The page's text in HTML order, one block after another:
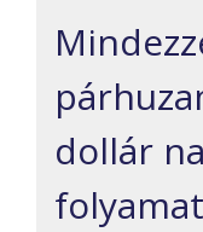
dollár